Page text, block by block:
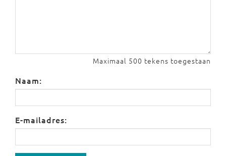
Maximaal 500 tekens toegestaan
Naam:
E-mailadres: